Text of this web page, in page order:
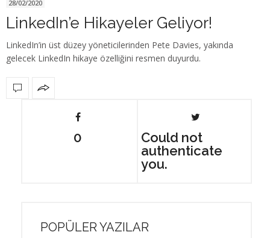
28/02/2020
LinkedIn’e Hikayeler Geliyor!
LinkedIn’in üst düzey yöneticilerinden Pete Davies, yakında
gelecek LinkedIn hikaye özelliğini resmen duyurdu.
0
Could not
authenticate
you.
POPÜLER YAZILAR